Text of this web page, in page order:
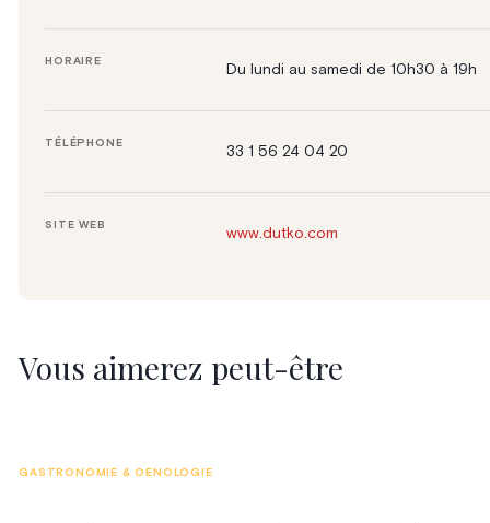
Vous aimerez peut-être
GASTRONOMIE & OENOLOGIE
HORAIRE
Du lundi au samedi de 10h30 à 19h
TÉLÉPHONE
33 1 56 24 04 20
SITE WEB
www.dutko.com